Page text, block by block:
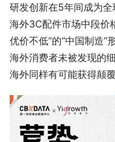
研发创新在5年间成为
海外3C配件市场中段价
优价不低”的“中国制造”
海外消费者未被发现的
海外同样有可能获得颠覆